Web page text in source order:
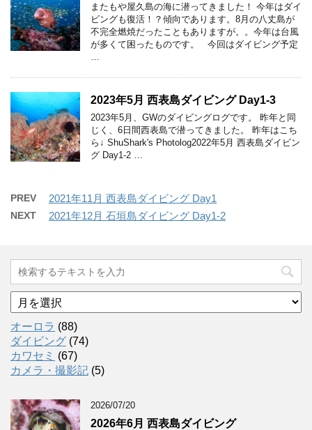
またもや屋久島の海に潜ってきました！ 今年はダイ
ビングも復活！？傾向であります。8月の八丈島が
不完全燃焼だったこともありますが。。今年は台風
が多くて困ったものです。 今回はダイビング予定
2023年5月 西表島ダイビング Day1-3
2023年5月、GWのダイビングログです。 昨年と同
じく、6日間西表島で潜ってきました。 昨年はこち
ら↓ ShuShark's Photolog2022年5月 西表島ダイビン
グ Day1-2 …
PREV 2021年11月 西表島ダイビング Day1
NEXT 2021年12月 石垣島ダイビング Day1-2
ア
ー
カ
イ
ブ
オーロラ (88)
ダイビング (74)
カワセミ (67)
カメラ・撮影記 (5)
2026/07/20
2026年6月 西表島ダイビング